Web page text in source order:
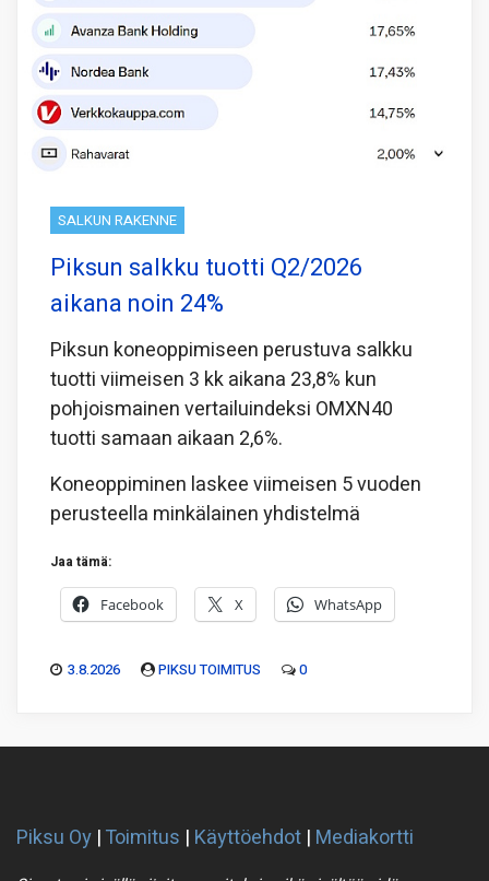
SALKUN RAKENNE
Piksun salkku tuotti Q2/2026
aikana noin 24%
Piksun koneoppimiseen perustuva salkku
tuotti viimeisen 3 kk aikana 23,8% kun
pohjoismainen vertailuindeksi OMXN40
tuotti samaan aikaan 2,6%.
Koneoppiminen laskee viimeisen 5 vuoden
perusteella minkälainen yhdistelmä
Jaa tämä:
Facebook X WhatsApp
3.8.2026 PIKSU TOIMITUS 0
Piksu Oy |Toimitus | Käyttöehdot | Mediakortti